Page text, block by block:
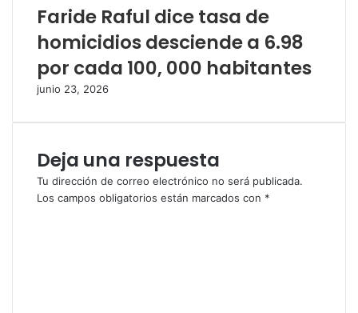
Faride Raful dice tasa de
homicidios desciende a 6.98
por cada 100, 000 habitantes
junio 23, 2026
Deja una respuesta
Tu dirección de correo electrónico no será publicada.
Los campos obligatorios están marcados con *